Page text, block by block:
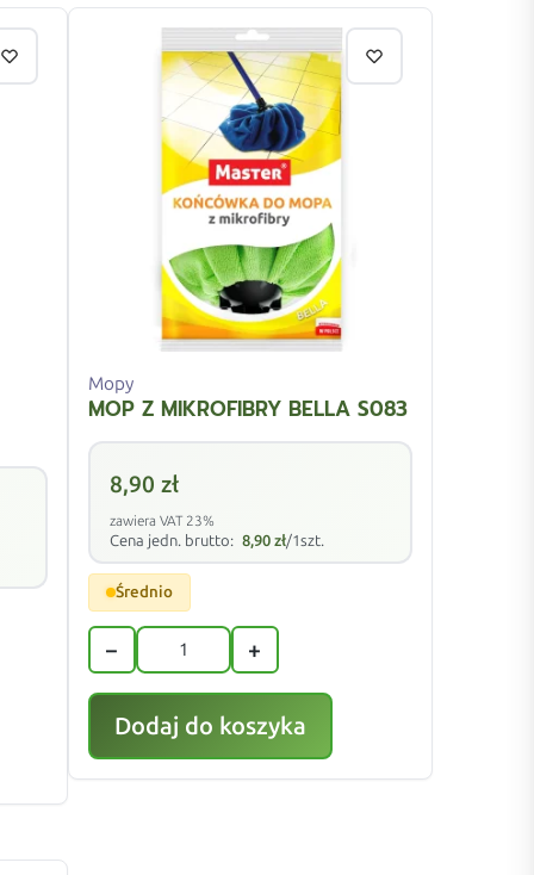
Mopy
MOP Z MIKROFIBRY BELLA S083
8,90 zł
zawiera VAT 23%
Cena jedn. brutto: 8,90 zł/1szt.
Średnio
− +
Dodaj do koszyka